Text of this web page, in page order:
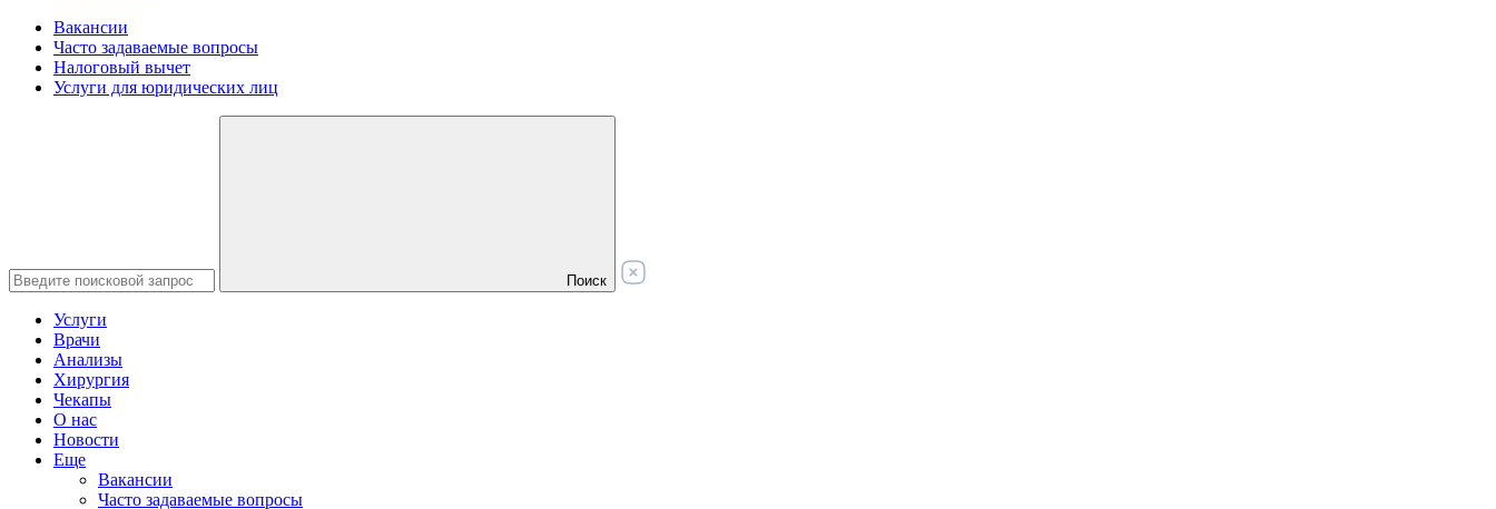
Вакансии
Часто задаваемые вопросы
Налоговый вычет
Услуги для юридических лиц
Поиск
Услуги
Врачи
Анализы
Хирургия
Чекапы
О нас
Новости
Еще
Вакансии
Часто задаваемые вопросы